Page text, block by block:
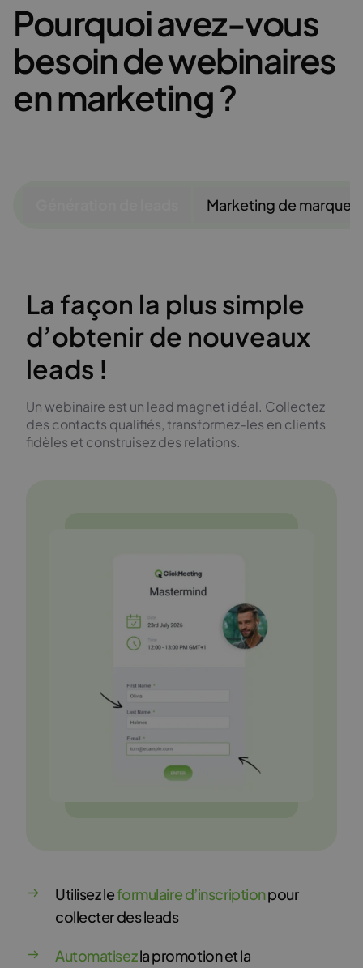
Pourquoi avez-vous
besoin de webinaires
en marketing ?
Marketing de marque
La façon la plus simple
d’obtenir de nouveaux
leads !
Un webinaire est un lead magnet idéal. Collectez
des contacts qualifiés, transformez-les en clients
fidèles et construisez des relations.
Utilisez leformulaire d’inscriptionpour
collecter des leads
Automatisezla promotion et la